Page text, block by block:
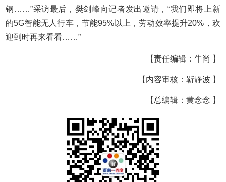
钢……”采访最后，樊剑峰向记者发出邀请，“我们即将上新
的5G智能无人行车，节能95%以上，劳动效率提升20%，欢
迎到时再来看看……”
【责任编辑：牛尚 】
【内容审核：靳静波 】
【总编辑：黄念念 】